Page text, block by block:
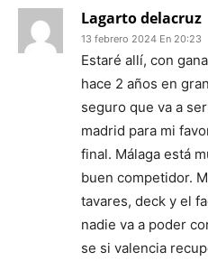
Lagarto delacruz
13 febrero 2024 En 20:23
Estaré allí, con
hace 2 años en
seguro que va a
madrid para mi
final. Málaga está
buen competidor.
tavares, deck y el
nadie va a poder
se si valencia